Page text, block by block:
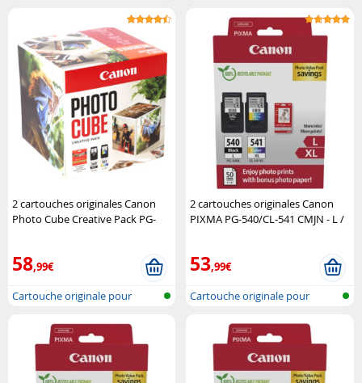
2 cartouches originales Canon
Photo Cube Creative Pack PG-
58,99€
Cartouche originale pour
2 cartouches originales Canon
PIXMA PG-540/CL-541 CMJN - L /
53,99€
Cartouche originale pour